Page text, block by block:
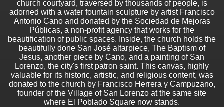
church courtyard, traversed by thousands of people, is
adorned with a water fountain sculpture by artist Francisco
Antonio Cano and donated by the Sociedad de Mejoras
Públicas, a non-profit agency that works for the
beautification of public spaces. Inside, the church holds the
beautifully done San José altarpiece, The Baptism of
Jesus, another piece by Cano, and a painting of San
Lorenzo, the city's first patron saint. This canvas, highly
valuable for its historic, artistic, and religious content, was
donated to the church by Francisco Herrera y Campuzano,
founder of the Village of San Lorenzo at the same site
where El Poblado Square now stands.